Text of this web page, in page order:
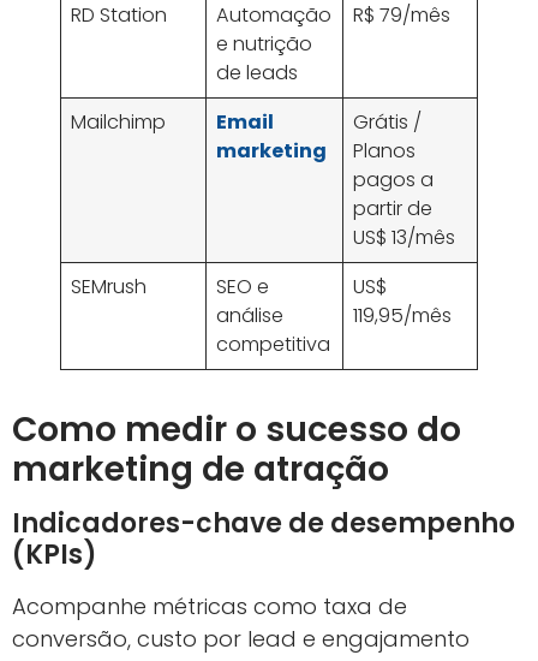
RD Station
Automação
e nutrição
de leads
R$ 79/mês
Mailchimp
Email
marketing
Grátis /
Planos
pagos a
partir de
US$ 13/mês
SEMrush
SEO e
análise
competitiva
US$
119,95/mês
Como medir o sucesso do
marketing de atração
Indicadores-chave de desempenho
(KPIs)
Acompanhe métricas como taxa de
conversão, custo por lead e engajamento